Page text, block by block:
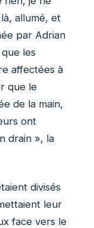
allumé, et
par Adrian
les
affectées à
que le
de la main,
ont
drain », la
divisés
leur
face vers le